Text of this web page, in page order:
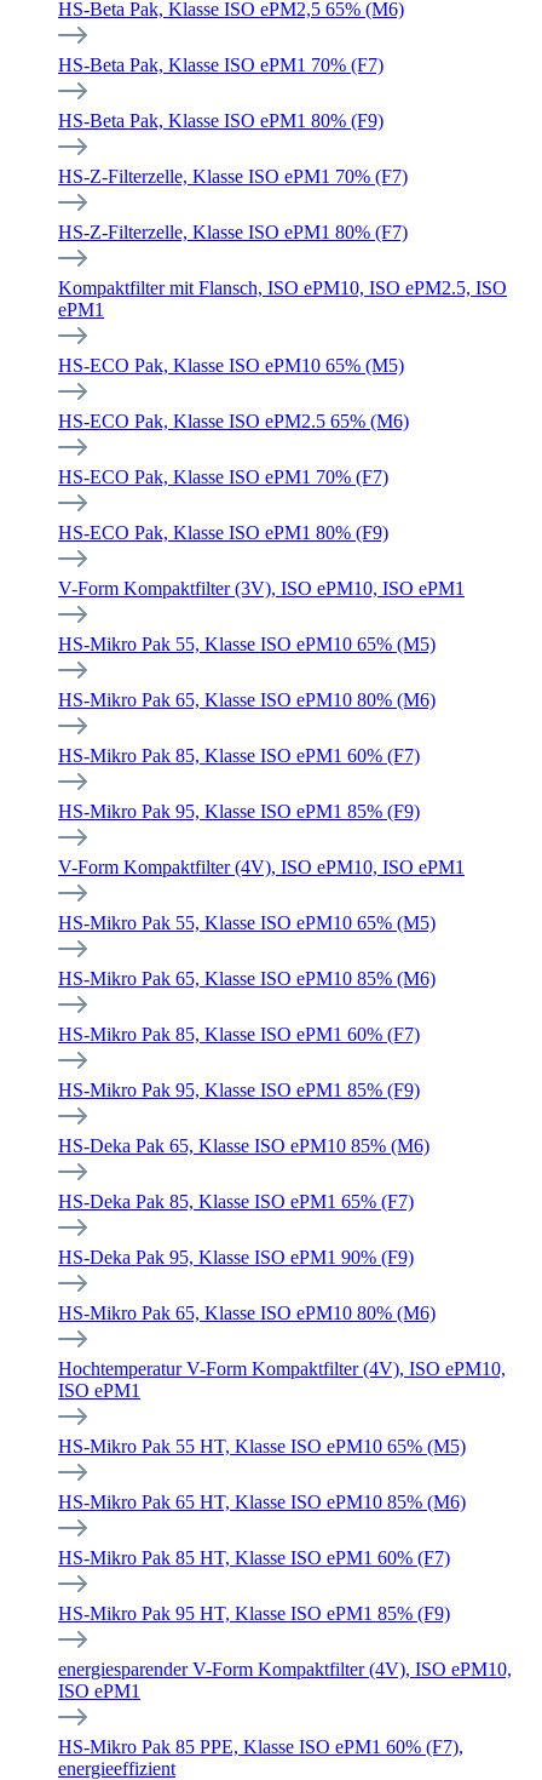
HS-Beta Pak, Klasse ISO ePM2,5 65% (M6)
HS-Beta Pak, Klasse ISO ePM1 70% (F7)
HS-Beta Pak, Klasse ISO ePM1 80% (F9)
HS-Z-Filterzelle, Klasse ISO ePM1 70% (F7)
HS-Z-Filterzelle, Klasse ISO ePM1 80% (F7)
Kompaktfilter mit Flansch, ISO ePM10, ISO ePM2.5, ISO
ePM1
HS-ECO Pak, Klasse ISO ePM10 65% (M5)
HS-ECO Pak, Klasse ISO ePM2.5 65% (M6)
HS-ECO Pak, Klasse ISO ePM1 70% (F7)
HS-ECO Pak, Klasse ISO ePM1 80% (F9)
V-Form Kompaktfilter (3V), ISO ePM10, ISO ePM1
HS-Mikro Pak 55, Klasse ISO ePM10 65% (M5)
HS-Mikro Pak 65, Klasse ISO ePM10 80% (M6)
HS-Mikro Pak 85, Klasse ISO ePM1 60% (F7)
HS-Mikro Pak 95, Klasse ISO ePM1 85% (F9)
V-Form Kompaktfilter (4V), ISO ePM10, ISO ePM1
HS-Mikro Pak 55, Klasse ISO ePM10 65% (M5)
HS-Mikro Pak 65, Klasse ISO ePM10 85% (M6)
HS-Mikro Pak 85, Klasse ISO ePM1 60% (F7)
HS-Mikro Pak 95, Klasse ISO ePM1 85% (F9)
HS-Deka Pak 65, Klasse ISO ePM10 85% (M6)
HS-Deka Pak 85, Klasse ISO ePM1 65% (F7)
HS-Deka Pak 95, Klasse ISO ePM1 90% (F9)
HS-Mikro Pak 65, Klasse ISO ePM10 80% (M6)
Hochtemperatur V-Form Kompaktfilter (4V), ISO ePM10,
ISO ePM1
HS-Mikro Pak 55 HT, Klasse ISO ePM10 65% (M5)
HS-Mikro Pak 65 HT, Klasse ISO ePM10 85% (M6)
HS-Mikro Pak 85 HT, Klasse ISO ePM1 60% (F7)
HS-Mikro Pak 95 HT, Klasse ISO ePM1 85% (F9)
energiesparender V-Form Kompaktfilter (4V), ISO ePM10,
ISO ePM1
HS-Mikro Pak 85 PPE, Klasse ISO ePM1 60% (F7),
energieeffizient